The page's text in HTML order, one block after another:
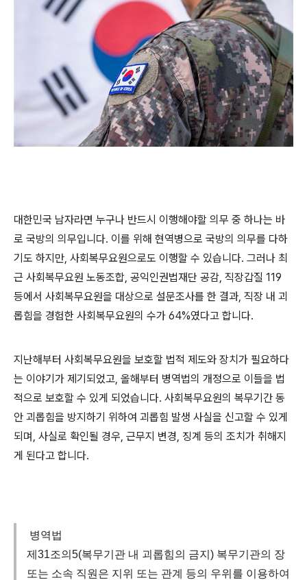
대한민국 남자라면 누구나 반드시 이행해야할 의무 중 하나는 바
로 국방의 의무입니다. 이를 위해 현역병으로 국방의 의무를 다하
기도 하지만, 사회복무요원으로도 이행할 수 있습니다. 그러나 최
근 사회복무요원 노동조합, 공익인권법재단 공감, 직장갑질 119
등에서 사회복무요원을 대상으로 설문조사를 한 결과, 직장 내 괴
롭힘을 경험한 사회복무요원의 수가 64%였다고 합니다.
지난해부터 사회복무요원을 보호할 법적 제도와 장치가 필요하다
는 이야기가 제기되었고, 올해부터 병역법의 개정으로 이들을 법
적으로 보호할 수 있게 되었습니다. 사회복무요원의 복무기간 동
안 괴롭힘을 방지하기 위하여 괴롭힘 발생 사실을 신고할 수 있게
되며, 사실로 확인될 경우, 근무지 변경, 징계 등의 조치가 취해지
게 된다고 합니다.
병역법
제31조의5(복무기관 내 괴롭힘의 금지) 복무기관의 장
또는 소속 직원은 지위 또는 관계 등의 우위를 이용하여